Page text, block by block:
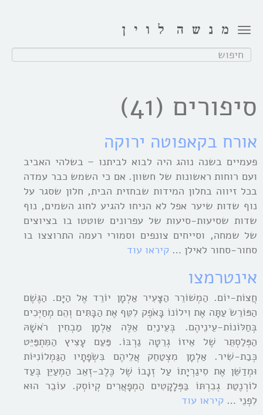
Toggle
navigation
חפש:
סיפורים (41)
אורח בקאפוטה ירוקה
פעמיים בשנה נוהג היה לבוא לביתנו – בשלהי האביב
ועם רוחות ראשונות של חשוון. אם כי השמש כבר עמדה
בכל זיווה בחלון המידות שבחזית הבית, חלון שסגר על
נוף שדות שיער אפל לא הניחו להגיע לחוג השמים, נוף
שדות שסיעות-סיעות של עפרונים שוטטו בו בציוצים
של שמחה, וסייחים צונפים וסמורי רעמה התרוצצו בו
סחור-סחור לאילן … קיראו עוד
אינטרמצו
חֲצוֹת-יוֹם. הַמְשׁוֹרֵר הַצָּעִיר אַלְמָן יוֹרֵד אֶל הַיָּם. הַגֶּשֶׁם
הַפּוֹרֵשֹ עַתָּה אֶת וִילוֹנוֹ בָּאֹפֶק לִטֵּף אֶת הַבָּתִּים וְהֵם מְחַיְּכִים
בְּחַלּוֹנוֹת-עֵינֵיהֶם. בְּעֵינַיִם אֵלֶּה אַלְמָן מַבְחִין רֹאשָׁהּ
הַפְּלַסְתֵּר שֶׁל אֵיזוֹ גְרֵטָה גַרְבּוֹ. פַּעַם עָצִיץ הַמִּתְפַּיֵּט
כְּבַת-שִׁיר. אַלְמָן מִצְטַחֵק אֲלֵיהֶם בִּשְֹפָתָיו הַגַּמְלוֹנִיּוֹת
וּמְדַשֵּׁן אֶת סִיגַרְיָתוֹ עַל זְנָבוֹ שֶׁל כֶּלֶב-זְאֵב הַמְעַיֵּן בְּעַד
לוֹרְנֶטַת גְבִרְתּוֹ בַּפְּלָקָטִים הַמְפָאֲרִים קְיוֹסְק. עוֹבֵר הוּא
לִפְנֵי … קיראו עוד